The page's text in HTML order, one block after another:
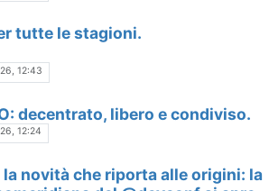
tutte le stagioni.
12:43
decentrato, libero e condiviso.
12:24
la novità che riporta alle origini: la